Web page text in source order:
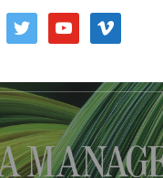
twitter youtube vimeo